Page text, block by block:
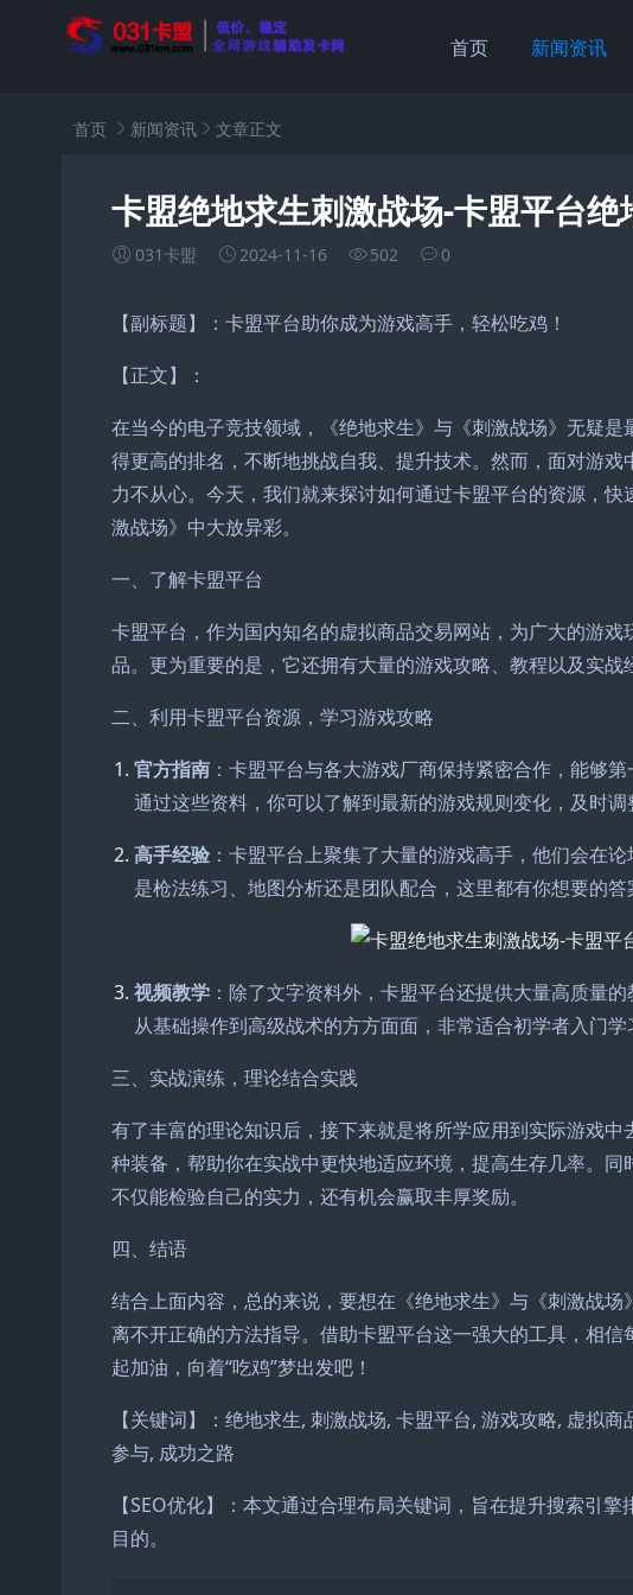
首页 新闻资讯
首页 新闻资讯 文章正文
卡盟绝地求生刺激战场-卡盟平台
031卡盟 2024-11-16 502 0
【副标题】：卡盟平台助你成为游戏高手，轻松吃鸡！
【正文】：
在当今的电子竞技领域，《绝地求生》与《刺激战场》无疑
得更高的排名，不断地挑战自我、提升技术。然而，面对游
力不从心。今天，我们就来探讨如何通过卡盟平台的资源，
激战场》中大放异彩。
一、了解卡盟平台
卡盟平台，作为国内知名的虚拟商品交易网站，为广大的游
品。更为重要的是，它还拥有大量的游戏攻略、教程以及实战
二、利用卡盟平台资源，学习游戏攻略
官方指南 ：卡盟平台与各大游戏厂商保持紧密合作，能够
通过这些资料，你可以了解到最新的游戏规则变化，及时调
高手经验 ：卡盟平台上聚集了大量的游戏高手，他们会在
是枪法练习、地图分析还是团队配合，这里都有你想要的答
视频教学 ：除了文字资料外，卡盟平台还提供大量高质量
从基础操作到高级战术的方方面面，非常适合初学者入门学
三、实战演练，理论结合实践
有了丰富的理论知识后，接下来就是将所学应用到实际游戏
种装备，帮助你在实战中更快地适应环境，提高生存几率。
不仅能检验自己的实力，还有机会赢取丰厚奖励。
四、结语
结合上面内容，总的来说，要想在《绝地求生》与《刺激战
离不开正确的方法指导。借助卡盟平台这一强大的工具，相
起加油，向着“吃鸡”梦出发吧！
【关键词】：绝地求生, 刺激战场, 卡盟平台, 游戏攻略, 虚拟
参与, 成功之路
【SEO优化】：本文通过合理布局关键词，旨在提升搜索引
目的。